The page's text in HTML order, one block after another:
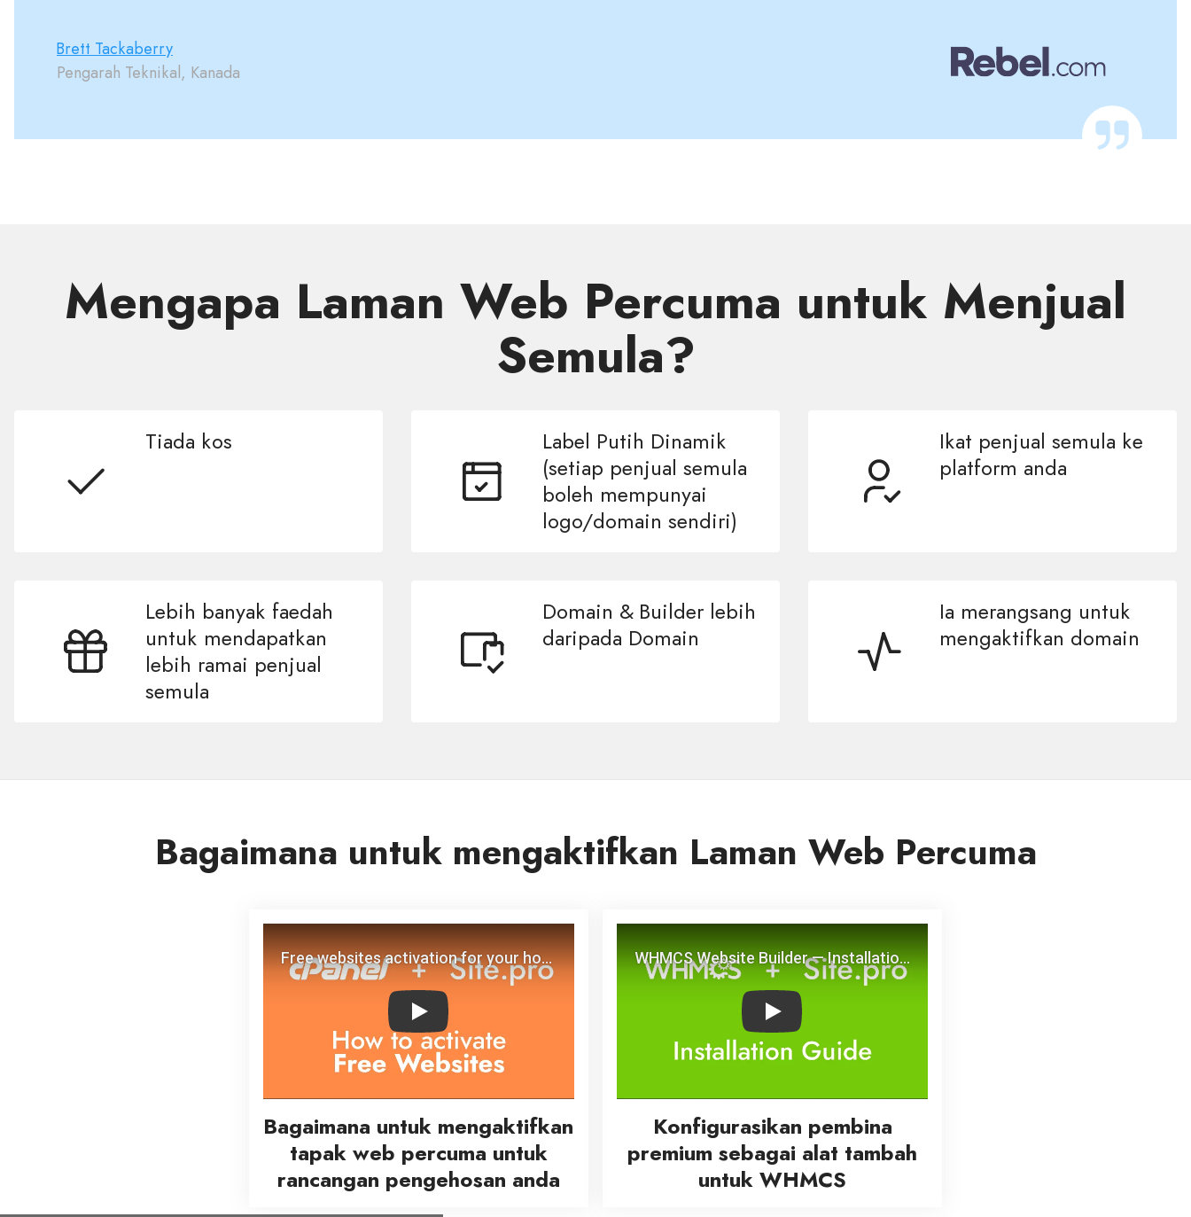
Brett Tackaberry
Pengarah Teknikal, Kanada
Mengapa Laman Web Percuma untuk Menjual
Semula?
Tiada kos
Label Putih Dinamik
(setiap penjual semula
boleh mempunyai
logo/domain sendiri)
Ikat penjual semula ke
platform anda
Lebih banyak faedah
untuk mendapatkan
lebih ramai penjual
semula
Domain & Builder lebih
daripada Domain
Ia merangsang untuk
mengaktifkan domain
Bagaimana untuk mengaktifkan Laman Web Percuma
Play
Bagaimana untuk mengaktifkan
tapak web percuma untuk
rancangan pengehosan anda
Play
Konfigurasikan pembina
premium sebagai alat tambah
untuk WHMCS